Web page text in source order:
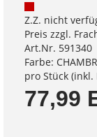
Z.Z. nicht
Preis zzgl.
Art.Nr. 591340
Farbe:
pro Stück (inkl.
77,99